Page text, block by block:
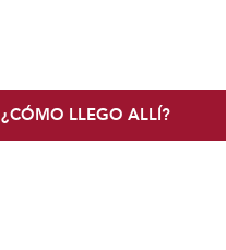
¿CÓMO LLEGO ALLÍ?